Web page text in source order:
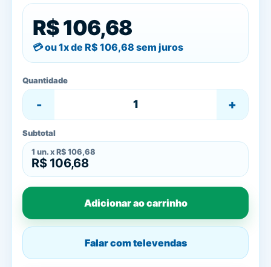
R$ 106,68
ou 1x de R$ 106,68 sem juros
Quantidade
- +
Subtotal
1 un. x R$ 106,68
R$ 106,68
Adicionar ao carrinho
Falar com televendas